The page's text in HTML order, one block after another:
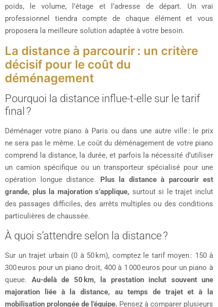
poids, le volume, l’étage et l’adresse de départ. Un vrai
professionnel tiendra compte de chaque élément et vous
proposera la meilleure solution adaptée à votre besoin.
La distance à parcourir : un critère
décisif pour le coût du
déménagement
Pourquoi la distance influe-t-elle sur le tarif
final ?
Déménager votre piano à Paris ou dans une autre ville : le prix
ne sera pas le même. Le coût du déménagement de votre piano
comprend la distance, la durée, et parfois la nécessité d’utiliser
un camion spécifique ou un transporteur spécialisé pour une
opération longue distance.
Plus la distance à parcourir est
grande, plus la majoration s’applique, surtout si le trajet inclut
des passages difficiles, des arrêts multiples ou des conditions
particulières de chaussée.
À quoi s’attendre selon la distance ?
Sur un trajet urbain (0 à 50 km), comptez le tarif moyen : 150 à
300 euros pour un piano droit, 400 à 1 000 euros pour un piano à
queue. Au-delà de 50 km, la prestation inclut souvent une
majoration liée à la distance, au temps de trajet et à la
mobilisation prolongée de l’équipe. Pensez à comparer plusieurs